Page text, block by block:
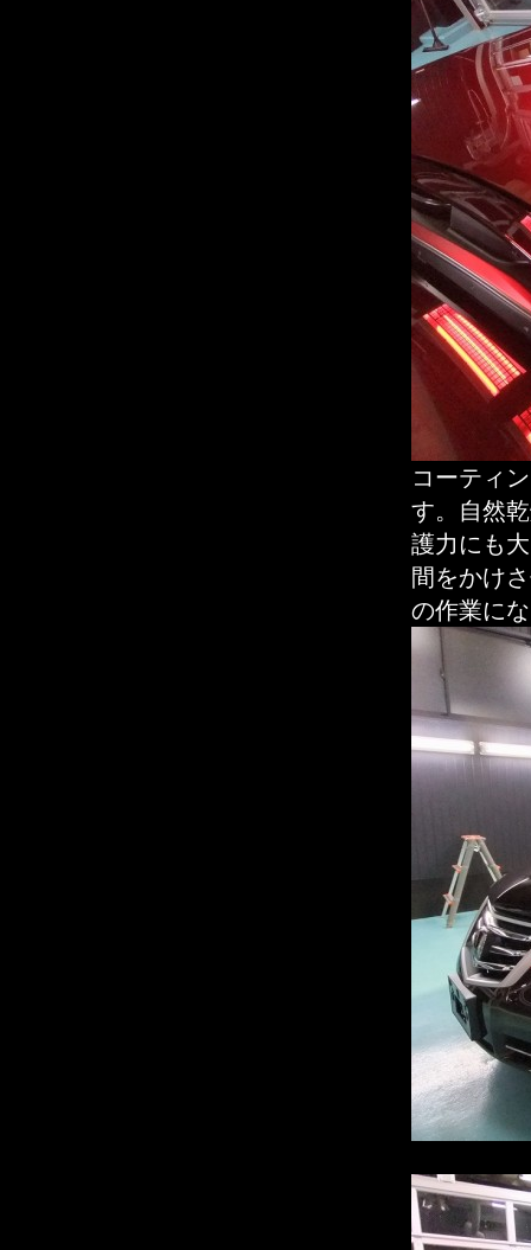
コーティ
す。自然
護力にも
間をかけ
の作業に